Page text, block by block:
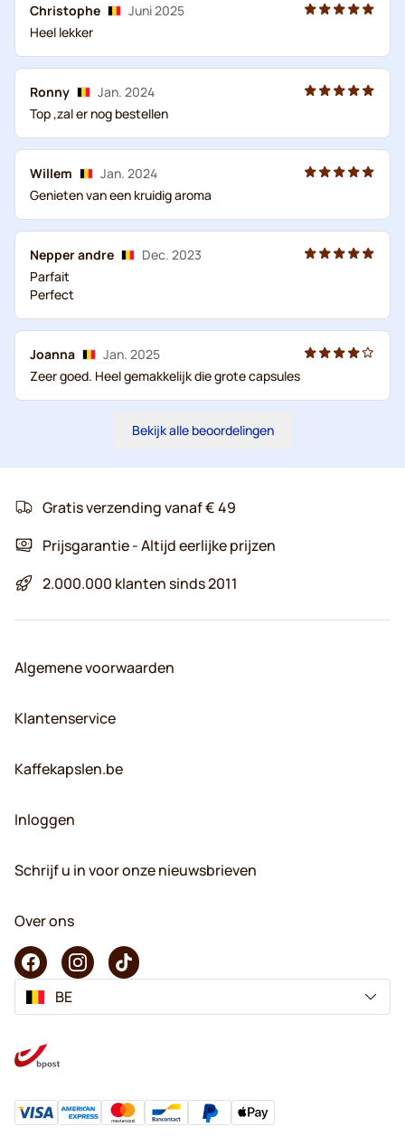
Christophe
Juni 2025
Heel lekker
Ronny
Jan. 2024
Top ,zal er nog bestellen
Willem
Jan. 2024
Genieten van een kruidig aroma
Nepper andre
Dec. 2023
Parfait
Perfect
Joanna
Jan. 2025
Zeer goed. Heel gemakkelijk die grote capsules
Bekijk alle beoordelingen
Gratis verzending vanaf € 49
Prijsgarantie - Altijd eerlijke prijzen
2.000.000 klanten sinds 2011
Algemene voorwaarden
Klantenservice
Kaffekapslen.be
Inloggen
Schrijf u in voor onze nieuwsbrieven
Over ons
BE